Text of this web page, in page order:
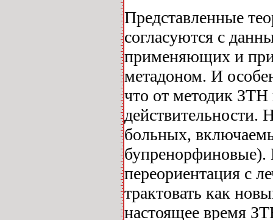
Представленные
согласуются с
применяющих и
метадоном. И
что от методик ЗТН
действительности.
больных,
бупренорфиновые).
переориентация с
трактовать как
настоящее время